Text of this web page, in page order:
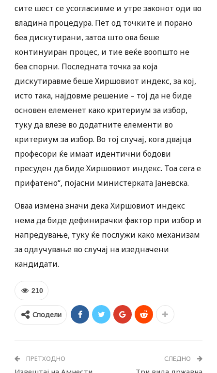
сите шест се усогласивме и утре законот оди во
владина процедура. Пет од точките и порано
беа дискутирани, затоа што ова беше
континуиран процес, и тие веќе воопшто не
беа спорни. Последната точка за која
дискутиравме беше Хиршовиот индекс, за кој,
исто така, најдовме решение – тој да не биде
основен елеменет како критериум за избор,
туку да влезе во додатните елементи во
критериум за избор. Во тој случај, кога двајца
професори ќе имаат идентични бодови
пресуден да биде Хиршовиот индекс. Тоа сега е
прифатено“, појасни министерката Јаневска.
Оваа измена значи дека Хиршовиот индекс
нема да биде дефинирачки фактор при избор и
напредување, туку ќе послужи како механизам
за одлучување во случај на изедначени
кандидати.
210
Сподели
ПРЕТХОДНО СЛЕДНО